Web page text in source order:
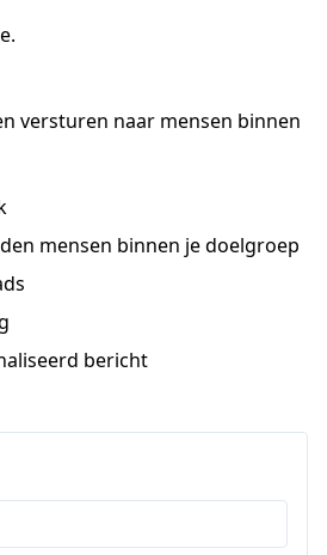
versturen naar mensen binnen
mensen binnen je doelgroep
bericht